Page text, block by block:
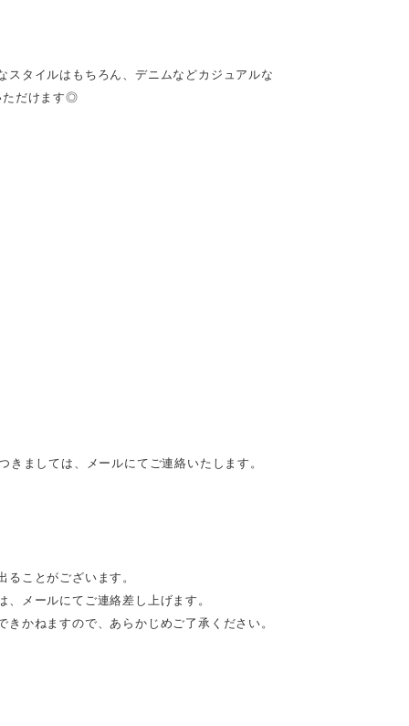
タイルはもちろん、デニムなどカジュアルな
ただけます◎
ましては、メールにてご連絡いたします。
ことがございます。
メールにてご連絡差し上げます。
かねますので、あらかじめご了承ください。